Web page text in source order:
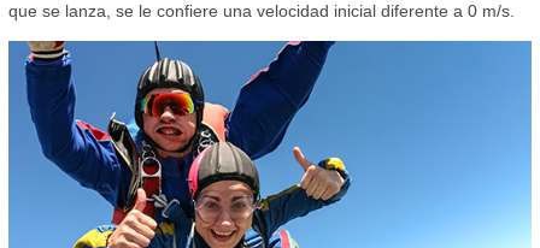
que se lanza, se le confiere una velocidad inicial diferente a 0 m/s.